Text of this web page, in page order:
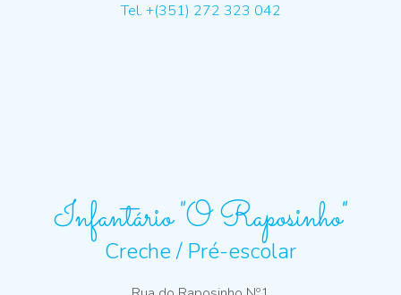
Tel. +(351) 272 323 042
Infantário "O Raposinho"
Creche / Pré-escolar